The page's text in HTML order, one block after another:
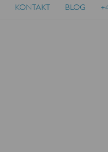
KONTAKT BLOG